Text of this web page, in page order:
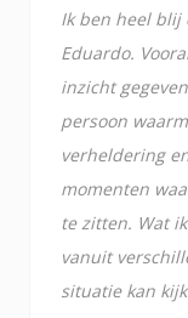
Ik ben heel blij
Eduardo.
inzicht
persoon
verheldering
momenten
te zitten. Wat
vanuit
situatie kan